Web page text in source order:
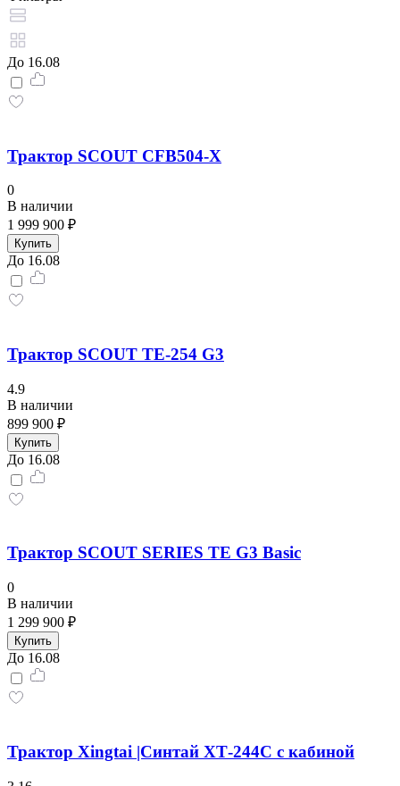
До 16.08
Трактор SCOUT CFB504-X
0
В наличии
1 999 900 ₽
Купить
До 16.08
Трактор SCOUT TE-254 G3
4.9
В наличии
899 900 ₽
Купить
До 16.08
Трактор SCOUT SERIES TE G3 Basic
0
В наличии
1 299 900 ₽
Купить
До 16.08
Трактор Xingtai |Синтай ХТ-244С с кабиной